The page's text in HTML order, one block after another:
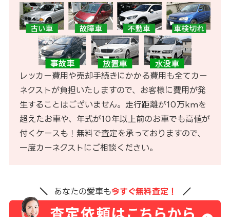
レッカー費用や売却手続きにかかる費用も全てカー
ネクストが負担いたしますので、お客様に費用が発
生することはございません。走行距離が10万kmを
超えたお車や、年式が10年以上前のお車でも高値が
付くケースも！無料で査定を承っておりますので、
一度カーネクストにご相談ください。
あなたの愛車も今すぐ無料査定！